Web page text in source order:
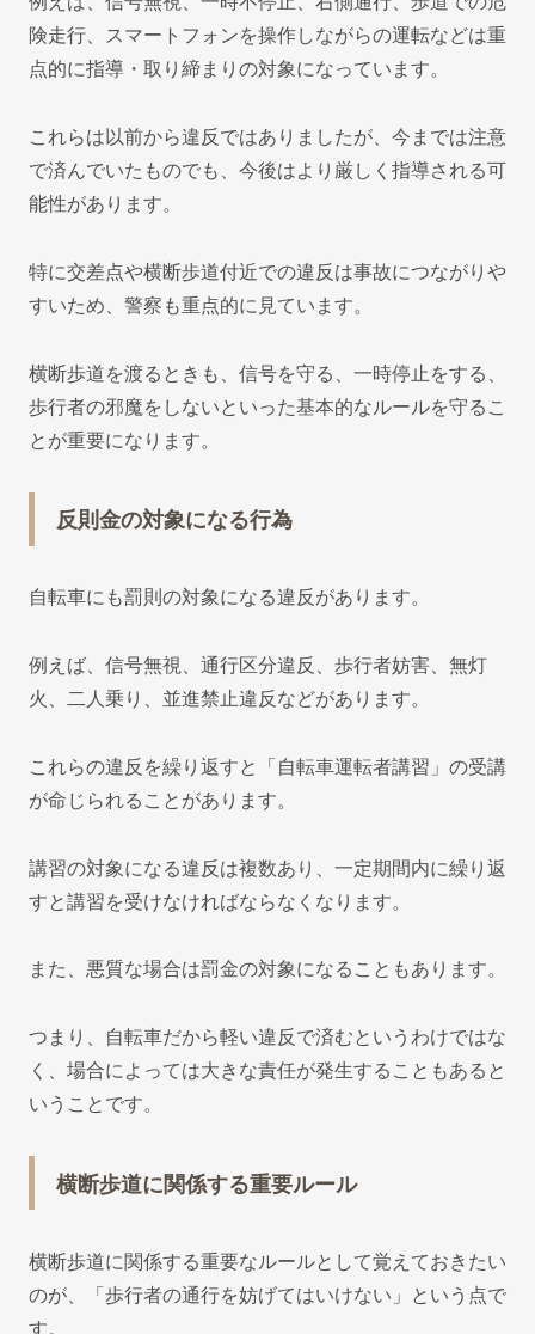
険走行、スマートフォンを操作しながらの運転などは重
点的に指導・取り締まりの対象になっています。
これらは以前から違反ではありましたが、今までは注意
で済んでいたものでも、今後はより厳しく指導される可
能性があります。
特に交差点や横断歩道付近での違反は事故につながりや
すいため、警察も重点的に見ています。
横断歩道を渡るときも、信号を守る、一時停止をする、
歩行者の邪魔をしないといった基本的なルールを守るこ
とが重要になります。
反則金の対象になる行為
自転車にも罰則の対象になる違反があります。
例えば、信号無視、通行区分違反、歩行者妨害、無灯
火、二人乗り、並進禁止違反などがあります。
これらの違反を繰り返すと「自転車運転者講習」の受講
が命じられることがあります。
講習の対象になる違反は複数あり、一定期間内に繰り返
すと講習を受けなければならなくなります。
また、悪質な場合は罰金の対象になることもあります。
つまり、自転車だから軽い違反で済むというわけではな
く、場合によっては大きな責任が発生することもあると
いうことです。
横断歩道に関係する重要ルール
横断歩道に関係する重要なルールとして覚えておきたい
のが、「歩行者の通行を妨げてはいけない」という点で
す。